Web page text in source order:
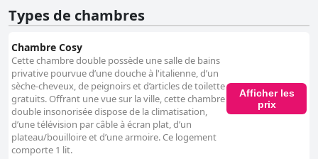
créer un séjour spécial qui mérite amplement sa note de quatre étoiles.
L'emplacement superbe de l'hôtel, son atmosphère accueillante et ses
commodités bien pensées garantissent une expérience client
mémorable et confortable.
Types de chambres
Chambre Cosy
Cette chambre double possède une salle de bains
privative pourvue d’une douche à l'italienne, d’un
sèche-cheveux, de peignoirs et d’articles de toilette
gratuits. Offrant une vue sur la ville, cette chambre
double insonorisée dispose de la climatisation,
d’une télévision par câble à écran plat, d’un
plateau/bouilloire et d’une armoire. Ce logement
comporte 1 lit.
Afficher les
prix